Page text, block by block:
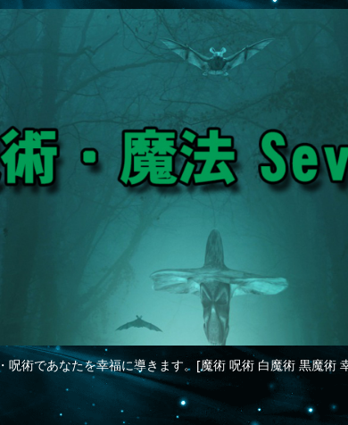
術であなたを幸福に導きます。[魔術 呪術 白魔術 黒魔術